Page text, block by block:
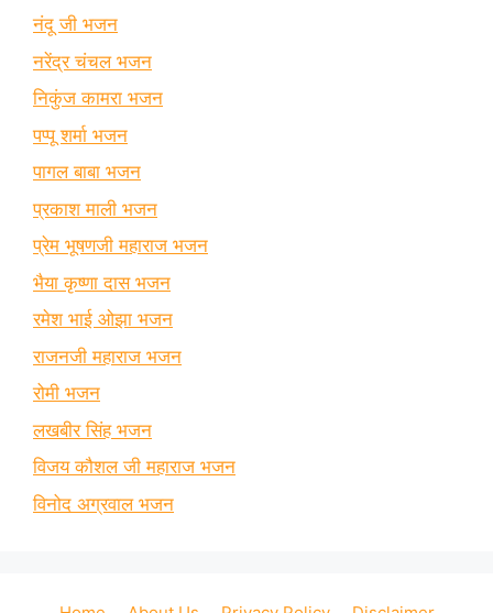
नंदू जी भजन
नरेंद्र चंचल भजन
निकुंज कामरा भजन
पप्पू शर्मा भजन
पागल बाबा भजन
प्रकाश माली भजन
प्रेम भूषणजी महाराज भजन
भैया कृष्णा दास भजन
रमेश भाई ओझा भजन
राजनजी महाराज भजन
रोमी भजन
लखबीर सिंह भजन
विजय कौशल जी महाराज भजन
विनोद अग्रवाल भजन